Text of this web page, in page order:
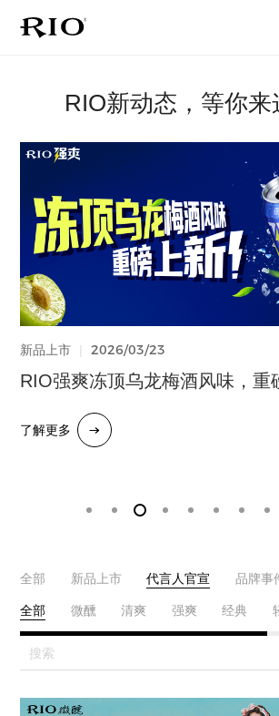
产品家族
最新动态
联系我们
RIO新动态，等你来
代言人官宣 | 2025/06/17
晚9点，微醺中 | 看子枫如何演
了解更多
品牌事件 | 2026/06/18
一个人的旅行，就很微醺啊！
了解更多
品牌事件 | 2026/05/20
强爽520｜给真心话一个台阶
了解更多
新品上市 | 2026/03/23
RIO强爽冻顶乌龙梅酒风味，重
了解更多
新品上市 | 2026/03/23
不藏了！RIO微醺「柚柚清茶」
了解更多
代言人官宣 | 2026/01/27
What？听说闫妮被张兴朝“绑走
了解更多
品牌事件 | 2025/12/30
关于提前实施新版食品安全国家
了解更多
新品上市 | 2025/08/05
RIO轻享全新上市｜12度花果香
品牌事件 | 2025/05/30
工厂揭秘 | 一粒玉米是怎么变成
了解更多
新品上市 | 2025/06/25
全新微醺果冻酒！前所未有的体
了解更多
代言人官宣 | 2025/06/17
晚9点，微醺中 | 看子枫如何演
了解更多
品牌事件 | 2026/06/18
一个人的旅行，就很微醺啊！
了解更多
全部 新品上市 代言人官宣 品牌事
全部 微醺 清爽 强爽 经典